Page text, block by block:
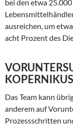
bei den etwa
ausreichen, um
acht Prozent des
Das Team kann
anderem auf
Prozessschritten